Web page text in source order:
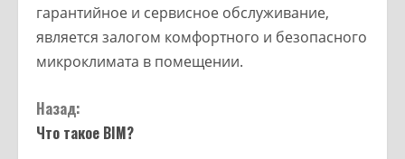
гарантийное и сервисное обслуживание,
является залогом комфортного и безопасного
микроклимата в помещении.
Назад:
Что такое BIM?